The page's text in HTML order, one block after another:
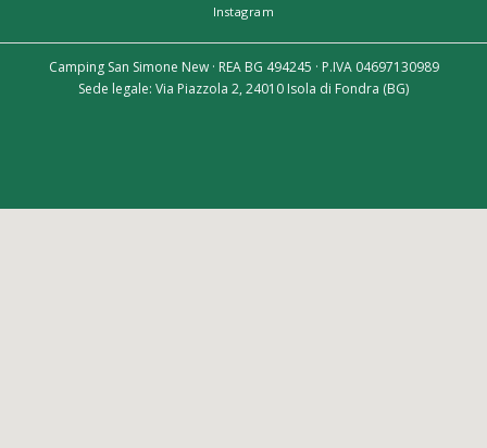
Instagram
Camping San Simone New · REA BG 494245 · P.IVA 04697130989
Sede legale: Via Piazzola 2, 24010 Isola di Fondra (BG)